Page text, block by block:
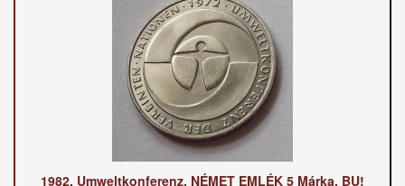
1982, Umweltkonferenz, NÉMET EMLÉK 5 Márka, BU!